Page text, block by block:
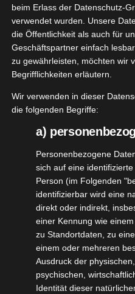
18
04, 2023
Wellness
SAFEAS
April 18, 2023 Haut ,
5
11, 2022
Lauder
Night
beim Erlass der Datenschutz-
verwendet wurden. Unsere
die Öffentlichkeit als auch für
Geschäftspartner einfach
zu gewährleisten, möchten wir
Begrifflichkeiten erläutern.
Wir verwenden in dieser
die folgenden Begriffe:
a)
Personenbezogene
sich auf eine
Person (im Folgenden
identifizierbar wird eine
direkt oder indirekt,
einer Kennung wie
zu Standortdaten, zu
einem oder mehreren
Ausdruck der
psychischen,
Identität dieser